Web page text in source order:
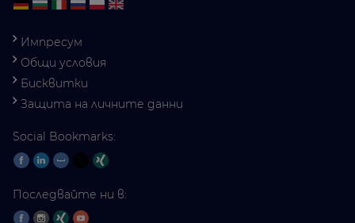
Импресум
Общи условия
Бисквитки
Защита на личните данни
Social Bookmarks:
Последвайте ни в: